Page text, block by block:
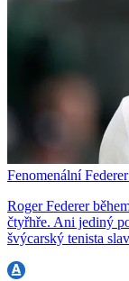
Fenomenální
Roger Federer
čtyřhře. Ani jediný
švýcarský tenista